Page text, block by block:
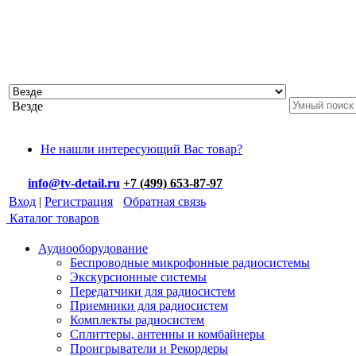
Везде
Не нашли интересующий Вас товар?
info@tv-detail.ru +7 (499) 653-87-97
Вход | Регистрация
Обратная связь
Каталог товаров
Аудиооборудование
Беспроводные микрофонные радиосистемы
Экскурсионные системы
Передатчики для радиосистем
Приемники для радиосистем
Комплекты радиосистем
Сплиттеры, антенны и комбайнеры
Проигрыватели и Рекордеры